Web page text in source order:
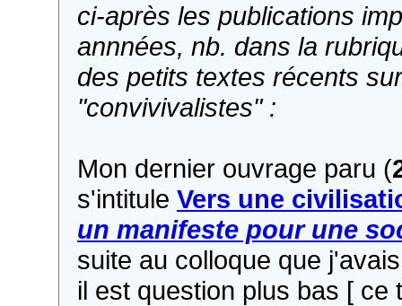
ci-après les publications
annnées, nb. dans la
des petits textes récents
"convivivalistes" :
Mon dernier ouvrage paru (
s'intitule Vers une
un manifeste pour une
suite au colloque que
il est question plus bas [